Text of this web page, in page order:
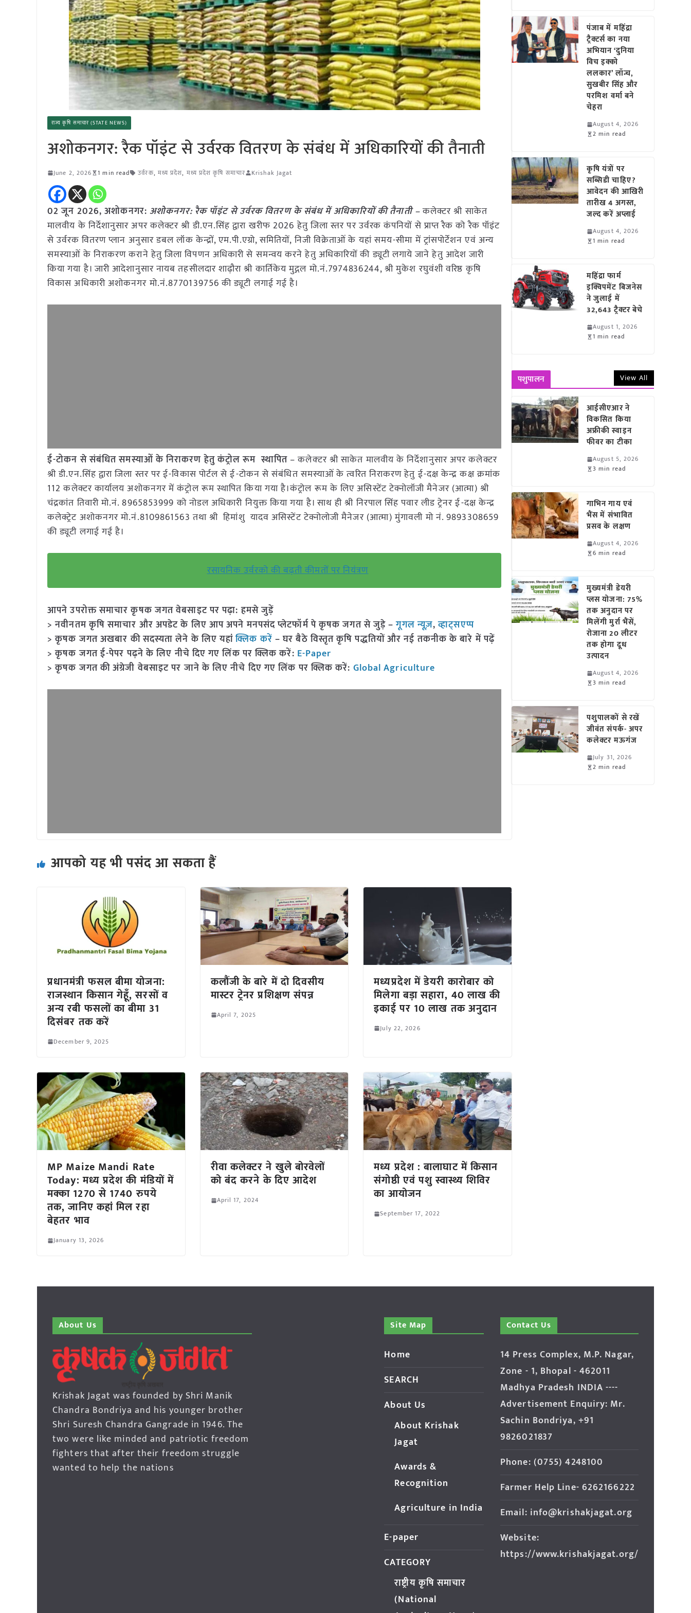
राज्य कृषि समाचार (STATE NEWS)
अशोकनगर: रैक पॉइंट से उर्वरक वितरण के संबंध में अधिकारियों की तैनाती
June 2, 2026 1 min read उर्वरक, मध्य प्रदेश, मध्य प्रदेश कृषि समाचार Krishak Jagat
02 जून 2026,अशोकनगर:अशोकनगर: रैक पॉइंट से उर्वरक वितरण के संबंध में अधिकारियों की तैनाती –कलेक्टर श्री साकेत
मालवीय के निर्देशानुसार अपर कलेक्टर श्री डी.एन.सिंह द्वारा खरीफ 2026 हेतु जिला स्तर पर उर्वरक कंपनियों से प्राप्त रैक को रैक पॉइंट
से उर्वरक वितरण प्लान अनुसार डबल लॉक केन्द्रों, एम.पी.एग्रो, समितियों, निजी विक्रेताओं के यहां समय-सीमा में ट्रांसपोर्टेशन एवं अन्य
समस्याओं के निराकरण कराने हेतु जिला विपणन अधिकारी से समन्वय करने हेतु अधिकारियों की ड्यूटी लगाये जाने हेतु आदेश जारी
किया गया है। जारी आदेशानुसार नायब तहसीलदार शाढ़ौरा श्री कार्तिकेय मुद्गल मो.नं.7974836244, श्री मुकेश रघुवंशी वरिष्ठ कृषि
विकास अधिकारी अशोकनगर मो.नं.8770139756 की ड्यूटी लगाई गई है।
ई-टोकन से संबंधित समस्याओं के निराकरण हेतु कंट्रोल रूम स्थापित – कलेक्‍टर श्री साकेत मालवीय के निर्देशानुसार अपर कलेक्टर
श्री डी.एन.सिंह द्वारा जिला स्तर पर ई-विकास पोर्टल से ई-टोकन से संबंधित समस्याओं के त्वरित निराकरण हेतु ई-दक्ष केन्द्र कक्ष क्रमांक
112 कलेक्टर कार्यालय अशोकनगर में कंट्रोल रूम स्थापित किया गया है।कंट्रोल रूम के लिए असिस्टेंट टेक्नोलॉजी मैनेजर (आत्मा) श्री
चंद्रकांत तिवारी मो.नं. 8965853999 को नोडल अधिकारी नियुक्त किया गया है। साथ ही श्री निरपाल सिंह पवार लीड ट्रेनर ई-दक्ष केन्द्र
कलेक्ट्रेट अशोकनगर मो.नं.8109861563 तथा श्री हिमांशु यादव असिस्टेंट टेक्नोलोजी मैनेजर (आत्मा) मुंगावली मो नं. 9893308659
की ड्यूटी लगाई गई है।
रसायनिक उर्वरको की बढ़ती कीमतों पर नियंत्रण
आपने उपरोक्त समाचार कृषक जगत वेबसाइट पर पढ़ा: हमसे जुड़ें
> नवीनतम कृषि समाचार और अपडेट के लिए आप अपने मनपसंद प्लेटफॉर्म पे कृषक जगत से जुड़े –गूगल न्यूज़,व्हाट्सएप्प
> कृषक जगत अखबार की सदस्यता लेने के लिए यहांक्लिक करें – घर बैठे विस्तृत कृषि पद्धतियों और नई तकनीक के बारे में पढ़ें
> कृषक जगत ई-पेपर पढ़ने के लिए नीचे दिए गए लिंक पर क्लिक करें: E-Paper
> कृषक जगत की अंग्रेजी वेबसाइट पर जाने के लिए नीचे दिए गए लिंक पर क्लिक करें: Global Agriculture
आपको यह भी पसंद आ सकता हैं
प्रधानमंत्री फसल बीमा योजना:
राजस्थान किसान गेहूँ, सरसों व
अन्य रबी फसलों का बीमा 31
दिसंबर तक करें
December 9, 2025
कलौंजी के बारे में दो दिवसीय
मास्टर ट्रेनर प्रशिक्षण संपन्न
April 7, 2025
मध्यप्रदेश में डेयरी कारोबार को
मिलेगा बड़ा सहारा, 40 लाख की
इकाई पर 10 लाख तक अनुदान
July 22, 2026
MP Maize Mandi Rate
Today: मध्य प्रदेश की मंडियों में
मक्का 1270 से 1740 रुपये
तक, जानिए कहां मिल रहा
बेहतर भाव
January 13, 2026
रीवा कलेक्टर ने खुले बोरवेलों
को बंद करने के दिए आदेश
April 17, 2024
मध्य प्रदेश : बालाघाट में किसान
संगोष्ठी एवं पशु स्वास्थ्य शिविर
का आयोजन
September 17, 2022
पंजाब में महिंद्रा
ट्रैक्टर्स का नया
अभियान ‘दुनिया
विच इक्को
ललकार’ लॉन्च,
सुखबीर सिंह और
परमिश वर्मा बने
चेहरा
August 4, 2026
2 min read
कृषि यंत्रों पर
सब्सिडी चाहिए?
आवेदन की आखिरी
तारीख 4 अगस्त,
जल्द करें अप्लाई
August 4, 2026
1 min read
महिंद्रा फार्म
इक्विपमेंट बिजनेस
ने जुलाई में
32,643 ट्रैक्टर बेचे
August 1, 2026
1 min read
पशुपालन View All
आईसीएआर ने
विकसित किया
अफ्रीकी स्वाइन
फीवर का टीका
August 5, 2026
3 min read
गाभिन गाय एवं
भैंस में संभावित
प्रसव के लक्षण
August 4, 2026
6 min read
मुख्यमंत्री डेयरी
प्लस योजना: 75%
तक अनुदान पर
मिलेंगी मुर्रा भैंसें,
रोजाना 20 लीटर
तक होगा दूध
उत्पादन
August 4, 2026
3 min read
पशुपालकों से रखें
जीवंत संपर्क- अपर
कलेक्टर मऊगंज
July 31, 2026
2 min read
About Us
Krishak Jagat was founded by Shri Manik
Chandra Bondriya and his younger brother
Shri Suresh Chandra Gangrade in 1946. The
two were like minded and patriotic freedom
fighters that after their freedom struggle
wanted to help the nations
Site Map
Home
SEARCH
About Us
About Krishak
Jagat
Awards &
Recognition
Agriculture in India
E-paper
CATEGORY
राष्ट्रीय कृषि समाचार
(National
Contact Us
14 Press Complex, M.P. Nagar,
Zone - 1, Bhopal - 462011
Madhya Pradesh INDIA ----
Advertisement Enquiry: Mr.
Sachin Bondriya, +91
9826021837
Phone: (0755) 4248100
Farmer Help Line- 6262166222
Email: info@krishakjagat.org
Website:
https://www.krishakjagat.org/